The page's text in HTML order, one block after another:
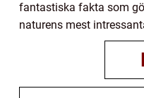
fantastiska fakta som
naturens mest